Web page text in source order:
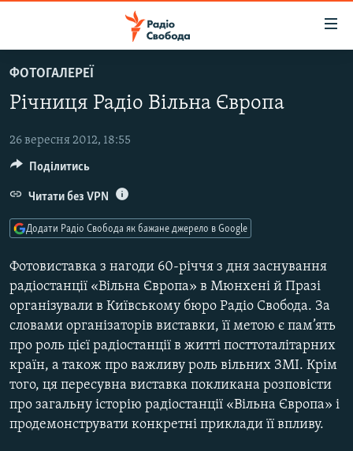
до
основного
Перейти
до
навігації
Перейти
до
пошуку
ВСЕ ЗА ДОБУ
СТАТТІ
ПОЛІТИКА
ЕКОНОМІКА
СУСПІЛЬСТВО
СПОРТ
УКРАЇНА
СВІТ
ВІЙНА
РОСІЙСЬКА «ФІЛЬТРАЦІЯ»
ДОНБАС.РЕАЛІЇ
ТИ ЯК?
СХЕМИ
ПРИАЗОВ’Я
КИТАЙ.ВИКЛИКИ
МУЛЬТИМЕДІА
ФОТО
ФОТОГАЛЕРЕЇ
Річниця Радіо Вільна Європа
26 вересня 2012, 18:55
Фотовиставка з нагоди 60-річчя з дня заснування
радіостанції «Вільна Європа» в Мюнхені й Празі
організували в Київському бюро Радіо Свобода. За
словами організаторів виставки, її метою є пам’ять
про роль цієї радіостанції в житті посттоталітарних
країн, а також про важливу роль вільних ЗМІ. Крім
того, ця пересувна виставка покликана розповісти
про загальну історію радіостанції «Вільна Європа» і
продемонструвати конкретні приклади її впливу.
Поділитись
Читати без VPN
Додати Радіо Свобода як бажане джерело в Google